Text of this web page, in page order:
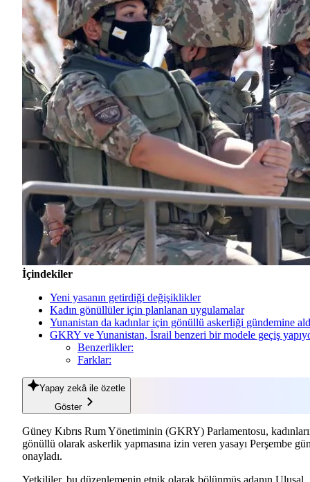
İçindekiler
Yeni yasanın getirdiği değişiklikler
Kadın gönüllüler için planlanan uygulamalar
Yunanistan da kadınlar için gönüllü askerliği gündemine
GKRY ve Yunanistan, İsrail benzeri bir modele geçiş
Benzerlikler:
Farklar:
Yapay zekâ ile özetle
Göster
Güney Kıbrıs Rum Yönetiminin (GKRY) Parlamentosu,
gönüllü olarak askerlik yapmasına izin veren yasayı Perşembe
onayladı.
Yetkililer, bu düzenlemenin etnik olarak bölünmüş adanın Ulusal